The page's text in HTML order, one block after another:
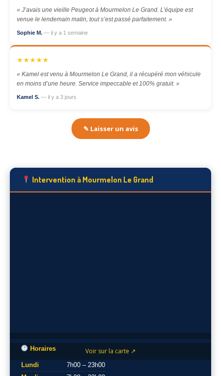
« J’avais une vieille Peugeot à Mourmelon Le Grand. L’équipe est
venue le lendemain matin, tout s’est passé parfaitement. »
Sophie M. — il y a 1 semaine
★★★★★
« Kamel est venu à Mourmelon Le Grand, il a récupéré mon véhicule
en moins d’une heure. Service impeccable et 100% gratuit. »
Kamel S. — il y a 3 jours
✎ Laisser un avis
Intervention à Mourmelon Le Grand
Voir sur la carte ↗
Horaires
Lundi
7h00 – 23h00